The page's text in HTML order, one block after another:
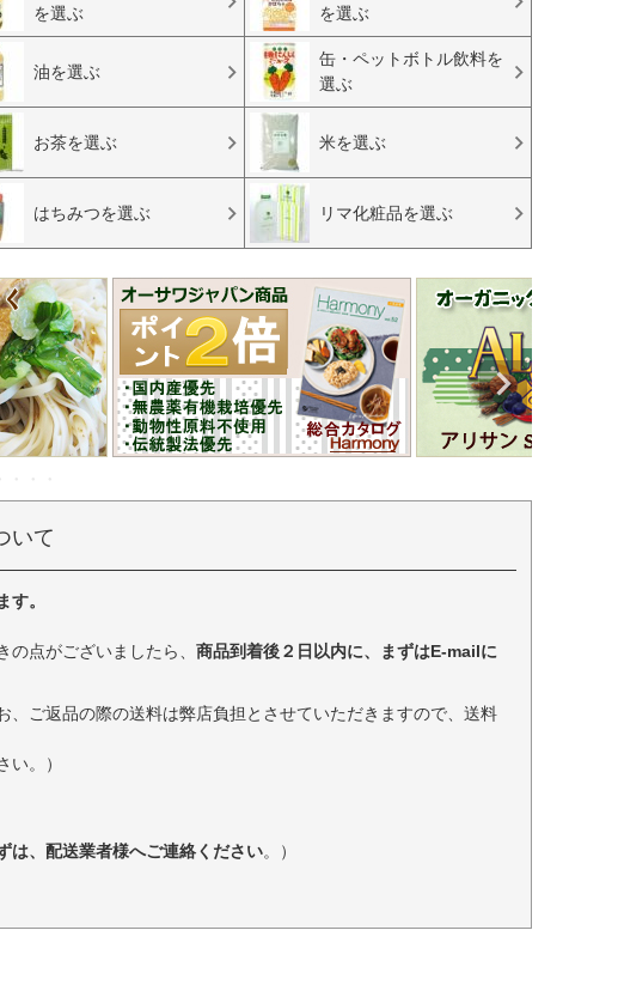
を選ぶ
を選ぶ
油を選ぶ
缶・ペットボトル飲料を
選ぶ
お茶を選ぶ 米を選ぶ
はちみつを選ぶ リマ化粧品を選ぶ
いて
。
点がございましたら、 商品到着後２日以内に、まずはE-mailに
、ご返品の際の送料は弊店負担とさせていただきますので、送料
い。）
、配送業者様へご連絡ください。）